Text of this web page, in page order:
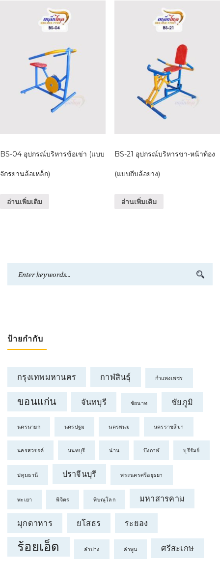
BS-04 อุปกรณ์บริหารข้อเข่า (แบบ
จักรยานล้อเหล็ก)
อ่านเพิ่มเติม
BS-21 อุปกรณ์บริหารขา-หน้าท้อง
(แบบถีบล้อยาง)
อ่านเพิ่มเติม
ป้ายกำกับ
กรุงเทพมหานคร กาฬสินธุ์ กำแพงเพชร
ขอนแก่น จันทบุรี ชัยนาท ชัยภูมิ
นครนายก นครปฐม นครพนม นครราชสีมา
นครสวรรค์ นนทบุรี น่าน บึงกาฬ บุรีรัมย์
ปทุมธานี ปราจีนบุรี พระนครศรีอยุธยา
พะเยา พิจิตร พิษณุโลก มหาสารคาม
มุกดาหาร ยโสธร ระยอง
ร้อยเอ็ด ลำปาง ลำพูน ศรีสะเกษ